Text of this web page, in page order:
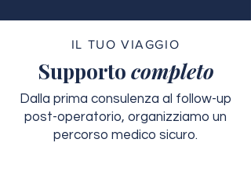
IL TUO VIAGGIO
Supporto completo
Dalla prima consulenza al follow-up
post-operatorio, organizziamo un
percorso medico sicuro.